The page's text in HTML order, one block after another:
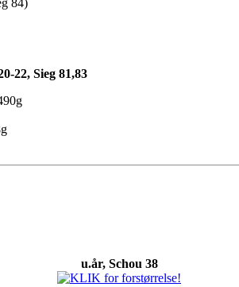
84)
22, Sieg 81,83
u.år, Schou 38